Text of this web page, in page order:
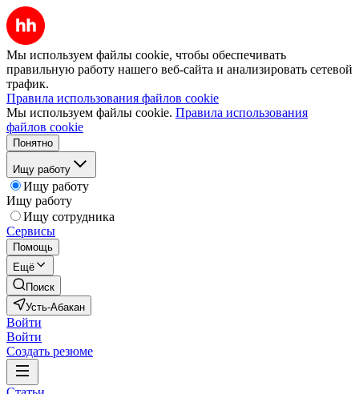
Мы используем файлы cookie, чтобы обеспечивать
правильную работу нашего веб-сайта и анализировать сетевой
трафик.
Правила использования файлов cookie
Мы используем файлы cookie. Правила использования
файлов cookie
Понятно
Ищу работу
Ищу работу
Ищу работу
Ищу сотрудника
Сервисы
Помощь
Ещё
Поиск
Усть-Абакан
Войти
Войти
Создать резюме